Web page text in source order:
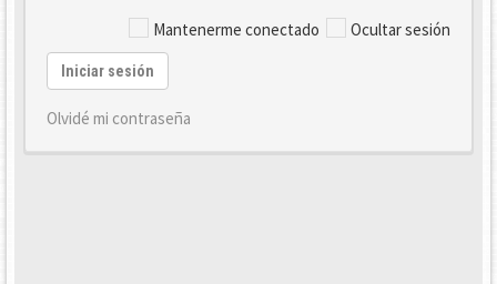
Mantenerme conectado Ocultar sesión
Iniciar sesión
Olvidé mi contraseña